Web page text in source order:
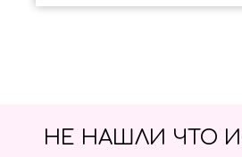
НЕ НАШЛИ ЧТО